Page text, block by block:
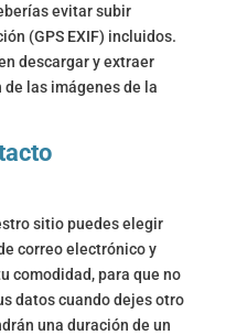
evitar subir
(GPS EXIF) incluidos.
descargar y extraer
las imágenes de la
sitio puedes elegir
correo electrónico y
comodidad, para que no
datos cuando dejes otro
una duración de un